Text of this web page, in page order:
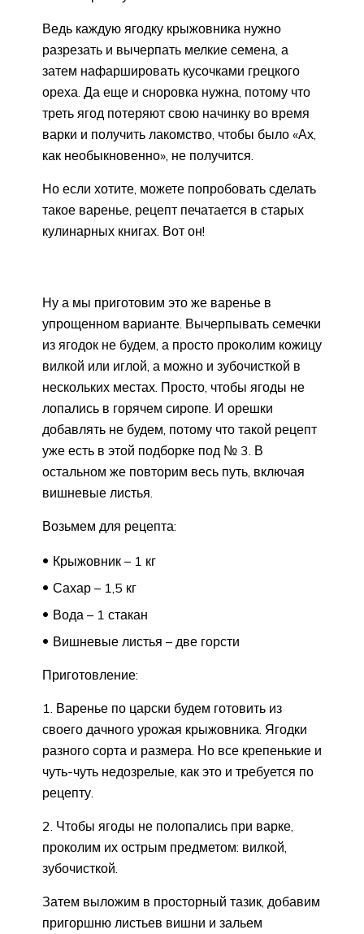
Ведь каждую ягодку крыжовника нужно
разрезать и вычерпать мелкие семена, а
затем нафаршировать кусочками грецкого
ореха. Да еще и сноровка нужна, потому что
треть ягод потеряют свою начинку во время
варки и получить лакомство, чтобы было «Ах,
как необыкновенно», не получится.
Но если хотите, можете попробовать сделать
такое варенье, рецепт печатается в старых
кулинарных книгах. Вот он!
Ну а мы приготовим это же варенье в
упрощенном варианте. Вычерпывать семечки
из ягодок не будем, а просто проколим кожицу
вилкой или иглой, а можно и зубочисткой в
нескольких местах. Просто, чтобы ягоды не
лопались в горячем сиропе. И орешки
добавлять не будем, потому что такой рецепт
уже есть в этой подборке под № 3. В
остальном же повторим весь путь, включая
вишневые листья.
Возьмем для рецепта:
Крыжовник – 1 кг
Сахар – 1,5 кг
Вода – 1 стакан
Вишневые листья – две горсти
Приготовление:
1. Варенье по царски будем готовить из
своего дачного урожая крыжовника. Ягодки
разного сорта и размера. Но все крепенькие и
чуть-чуть недозрелые, как это и требуется по
рецепту.
2. Чтобы ягоды не полопались при варке,
проколим их острым предметом: вилкой,
зубочисткой.
Затем выложим в просторный тазик, добавим
пригоршню листьев вишни и зальем